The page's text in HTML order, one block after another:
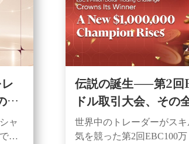
取
ャ
開
伝説の誕生——第2回
ドル取引大会、その
世界中のトレーダーがス
気を競った第2回EBC100